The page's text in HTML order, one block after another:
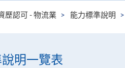
歷認可 - 物流業 能力標準說明
明一覽表